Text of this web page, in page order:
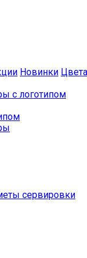
Новинки Цвета
с логотипом
сервировки